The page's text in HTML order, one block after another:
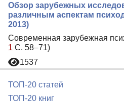
Обзор зарубежных
различным аспектам
2013)
Современная зарубежная
1 С. 58–71)
1537
ТОП-20 статей
ТОП-20 книг